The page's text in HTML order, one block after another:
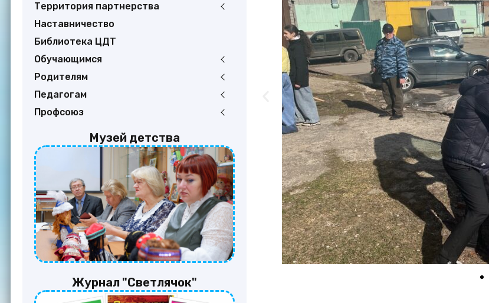
Территория партнерства
Наставничество
Библиотека ЦДТ
Обучающимся
Родителям
Педагогам
Профсоюз
Музей детства
Журнал "Светлячок"